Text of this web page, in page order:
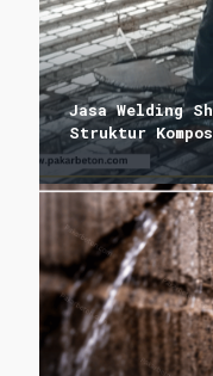
Jasa Welding
Struktur